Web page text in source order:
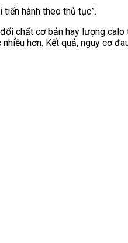
tiến hành theo thủ tục”.
i chất cơ bản hay lượng
hơn. Kết quả, nguy cơ